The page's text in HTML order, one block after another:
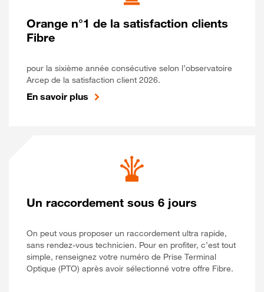
Orange n°1 de la satisfaction clients
Fibre
pour la sixième année consécutive selon l’observatoire
Arcep de la satisfaction client 2026.
En savoir plus
Un raccordement sous 6 jours
On peut vous proposer un raccordement ultra rapide,
sans rendez-vous technicien. Pour en profiter, c’est tout
simple, renseignez votre numéro de Prise Terminal
Optique (PTO) après avoir sélectionné votre offre Fibre.